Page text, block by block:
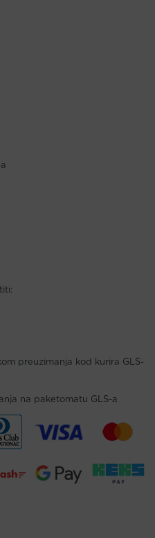
preuzimanja kod kurira GLS-
na paketomatu GLS-a